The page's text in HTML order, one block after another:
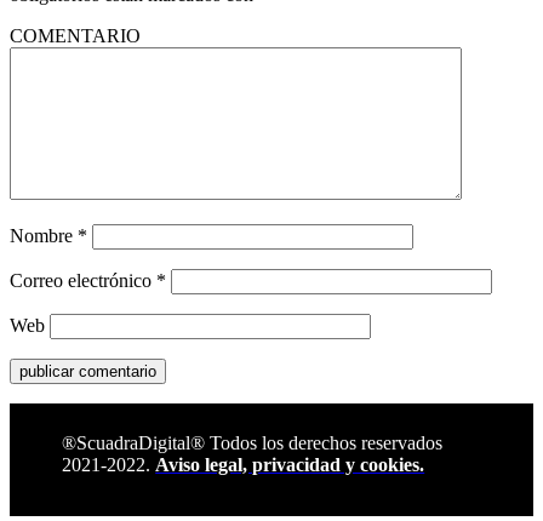
COMENTARIO
Nombre *
Correo electrónico *
Web
®ScuadraDigital® Todos los derechos reservados
2021-2022.Aviso legal, privacidad y cookies.